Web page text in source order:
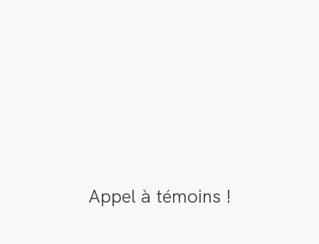
Appel à témoins !